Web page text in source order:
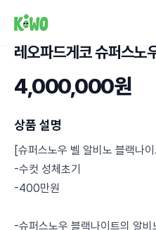
레오파드게코 슈퍼스노
4,000,000원
상품 설명
[슈퍼스노우 벨 알비노 블랙나
-수컷 성체초기
-400만원
-슈퍼스노우 블랙나이트의 알비